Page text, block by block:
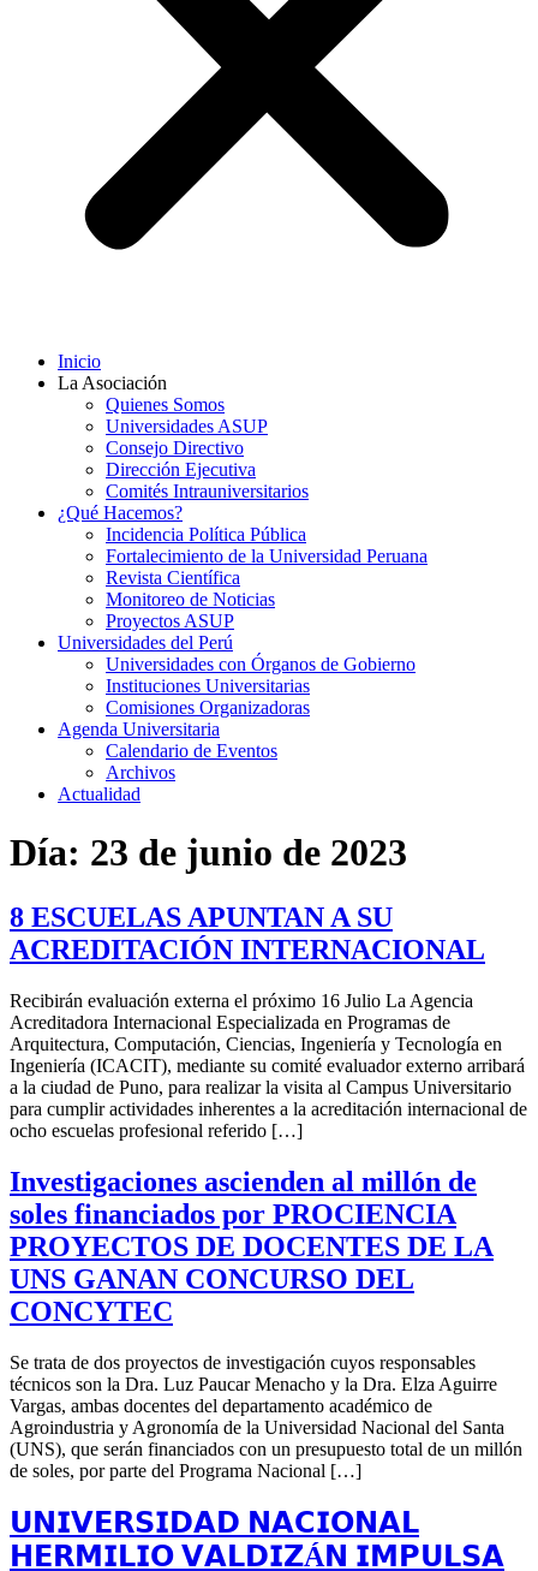
Inicio
La Asociación
Quienes Somos
Universidades ASUP
Consejo Directivo
Dirección Ejecutiva
Comités Intrauniversitarios
¿Qué Hacemos?
Incidencia Política Pública
Fortalecimiento de la Universidad Peruana
Revista Científica
Monitoreo de Noticias
Proyectos ASUP
Universidades del Perú
Universidades con Órganos de Gobierno
Instituciones Universitarias
Comisiones Organizadoras
Agenda Universitaria
Calendario de Eventos
Archivos
Actualidad
Día: 23 de junio de 2023
8 ESCUELAS APUNTAN A SU
ACREDITACIÓN INTERNACIONAL
Recibirán evaluación externa el próximo 16 Julio La Agencia
Acreditadora Internacional Especializada en Programas de
Arquitectura, Computación, Ciencias, Ingeniería y Tecnología en
Ingeniería (ICACIT), mediante su comité evaluador externo arribará
a la ciudad de Puno, para realizar la visita al Campus Universitario
para cumplir actividades inherentes a la acreditación internacional de
ocho escuelas profesional referido […]
Investigaciones ascienden al millón de
soles financiados por PROCIENCIA
PROYECTOS DE DOCENTES DE LA
UNS GANAN CONCURSO DEL
CONCYTEC
Se trata de dos proyectos de investigación cuyos responsables
técnicos son la Dra. Luz Paucar Menacho y la Dra. Elza Aguirre
Vargas, ambas docentes del departamento académico de
Agroindustria y Agronomía de la Universidad Nacional del Santa
(UNS), que serán financiados con un presupuesto total de un millón
de soles, por parte del Programa Nacional […]
𝗨𝗡𝗜𝗩𝗘𝗥𝗦𝗜𝗗𝗔𝗗 𝗡𝗔𝗖𝗜𝗢𝗡𝗔𝗟
𝗛𝗘𝗥𝗠𝗜𝗟𝗜𝗢 𝗩𝗔𝗟𝗗𝗜𝗭Á𝗡 𝗜𝗠𝗣𝗨𝗟𝗦𝗔